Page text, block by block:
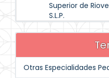
Superior de
S.L.P.
Otras Especialidades